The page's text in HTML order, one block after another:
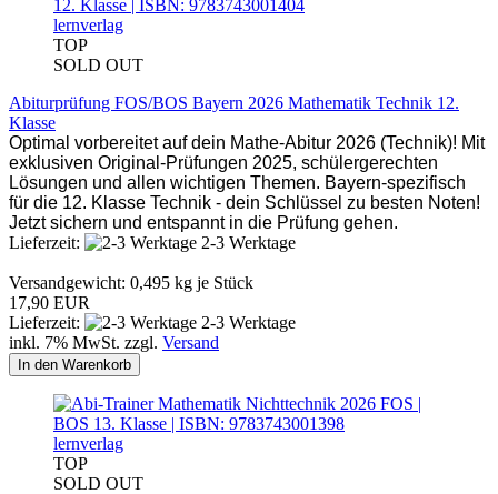
lernverlag
TOP
SOLD OUT
Abiturprüfung FOS/BOS Bayern 2026 Mathematik Technik 12.
Klasse
Optimal vorbereitet auf dein Mathe-Abitur 2026 (Technik)! Mit
exklusiven Original-Prüfungen 2025, schülergerechten
Lösungen und allen wichtigen Themen. Bayern-spezifisch
für die 12. Klasse Technik - dein Schlüssel zu besten Noten!
Jetzt sichern und entspannt in die Prüfung gehen.
Lieferzeit:
2-3 Werktage
Versandgewicht: 0,495 kg je Stück
17,90 EUR
Lieferzeit:
2-3 Werktage
inkl. 7% MwSt. zzgl. Versand
In den Warenkorb
lernverlag
TOP
SOLD OUT